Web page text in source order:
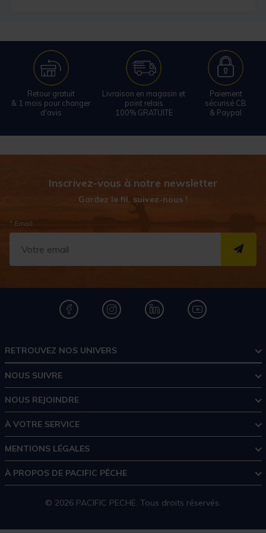
Retour gratuit
& 1 mois pour changer
d'avis
Livraison en magasin et
point relais
100% GRATUITE
Paiement
sécurisé CB
& Paypal
Inscrivez-vous à notre newsletter
Gardez le fil, suivez-nous !
* Email
RETROUVEZ NOS UNIVERS
NOUS SUIVRE
NOUS REJOINDRE
À VOTRE SERVICE
MENTIONS LÉGALES
À PROPOS DE PACIFIC PÊCHE
© 2026 PACIFIC PECHE. Tous droits réservés.